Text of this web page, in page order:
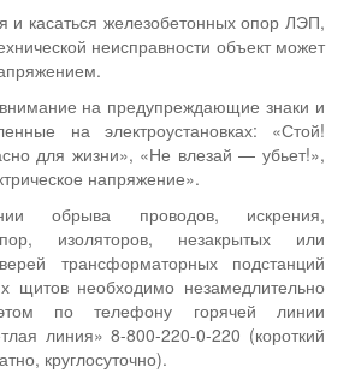
и касаться железобетонных опор ЛЭП,
неисправности объект может
на предупреждающие знаки и
на электроустановках: «Стой!
для жизни», «Не влезай — убьет!»,
напряжение».
обрыва проводов, искрения,
изоляторов, незакрытых или
трансформаторных подстанций
щитов необходимо незамедлительно
по телефону горячей линии
линия» 8-800-220-0-220 (короткий
круглосуточно).